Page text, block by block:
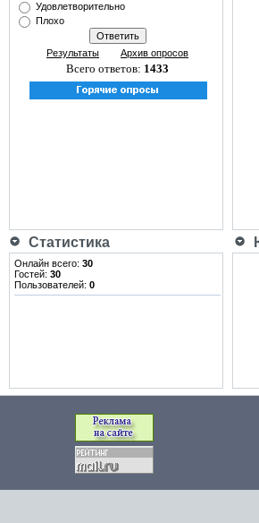
Удовлетворительно
Плохо
Результаты Архив опросов
Всего ответов: 1433
Статистика
Онлайн всего: 30
Гостей: 30
Пользователей: 0